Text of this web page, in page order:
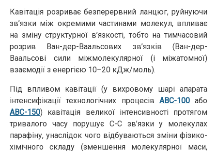
Кавітація розриває безперервний ланцюг, руйнуючи
зв’язки між окремими частинами молекул, впливає
на зміну структурної в’язкості, тобто на тимчасовий
розрив Ван-дер-Ваальсових зв’язків (Ван-дер-
Ваальсові сили міжмолекулярної (і міжатомної)
взаємодії з енергією 10–20 кДж/моль).
Під впливом кавітації (у вихровому шарі апарата
інтенсифікації технологічних процесів АВС-100або
АВС-150) кавітація великої інтенсивності протягом
тривалого часу порушує С-С зв’язки у молекулах
парафіну, унаслідок чого відбуваються зміни фізико-
хімічного складу (зменшення молекулярної маси,